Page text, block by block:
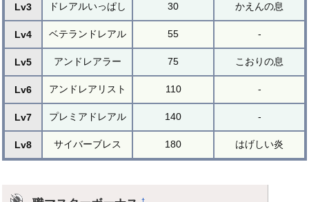
Lv3 ドレアルいっぱし 30 かえんの息
Lv4 ベテランドレアル 55 -
Lv5 アンドレアラー 75 こおりの息
Lv6 アンドレアリスト 110 -
Lv7 プレミアドレアル 140 -
Lv8 サイバーブレス 180 はげしい炎